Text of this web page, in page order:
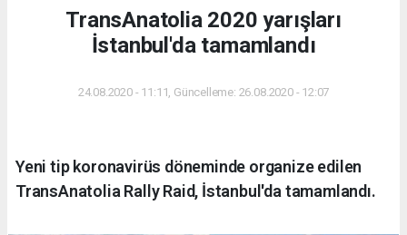
TransAnatolia 2020 yarışları
İstanbul'da tamamlandı
24.08.2020 - 11:11, Güncelleme: 26.08.2020 - 12:07
Yeni tip koronavirüs döneminde organize edilen
TransAnatolia Rally Raid, İstanbul'da tamamlandı.